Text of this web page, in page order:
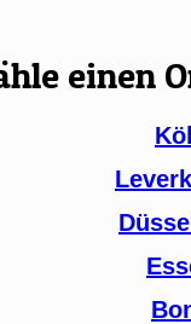
einen